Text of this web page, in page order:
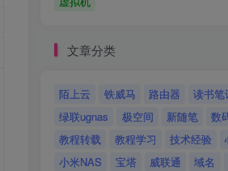
文章分类
陌上云 铁威马 路由器 读书笔
绿联ugnas
极空间 新随笔
数
教程转载
教程学习 技术经验
小米NAS
宝塔 威联通 域名